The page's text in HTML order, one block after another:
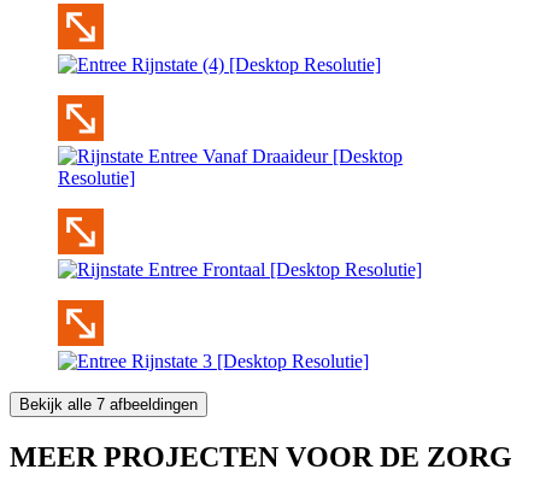
Bekijk alle 7 afbeeldingen
MEER PROJECTEN VOOR DE ZORG